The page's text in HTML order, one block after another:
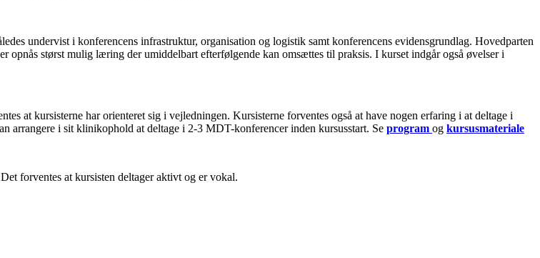
undervist i konferencens infrastruktur, organisation og logistik samt konferencens evidensgrundlag. Hovedparten
opnås størst mulig læring der umiddelbart efterfølgende kan omsættes til praksis. I kurset indgår også øvelser i
at kursisterne har orienteret sig i vejledningen. Kursisterne forventes også at have nogen erfaring i at deltage i
i sit klinikophold at deltage i 2-3 MDT-konferencer inden kursusstart. Se program og kursusmateriale
forventes at kursisten deltager aktivt og er vokal.